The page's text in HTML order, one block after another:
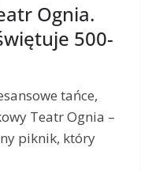
Ognia.
500-
tańce,
Teatr Ognia –
piknik, który